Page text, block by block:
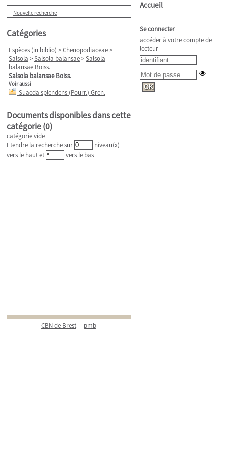
Nouvelle recherche
Catégories
Espèces (in biblio) >Chenopodiaceae>
Salsola >Salsola balansae>Salsola
balansae Boiss.
Salsola balansae Boiss.
Voir aussi
Suaeda splendens (Pourr.) Gren.
Documents disponibles dans cette
catégorie (0)
catégorie vide
Etendre la recherche sur
niveau(x)
vers le haut et
vers le bas
CBN de Brest pmb
Accueil
Se connecter
accéder à votre compte de
lecteur